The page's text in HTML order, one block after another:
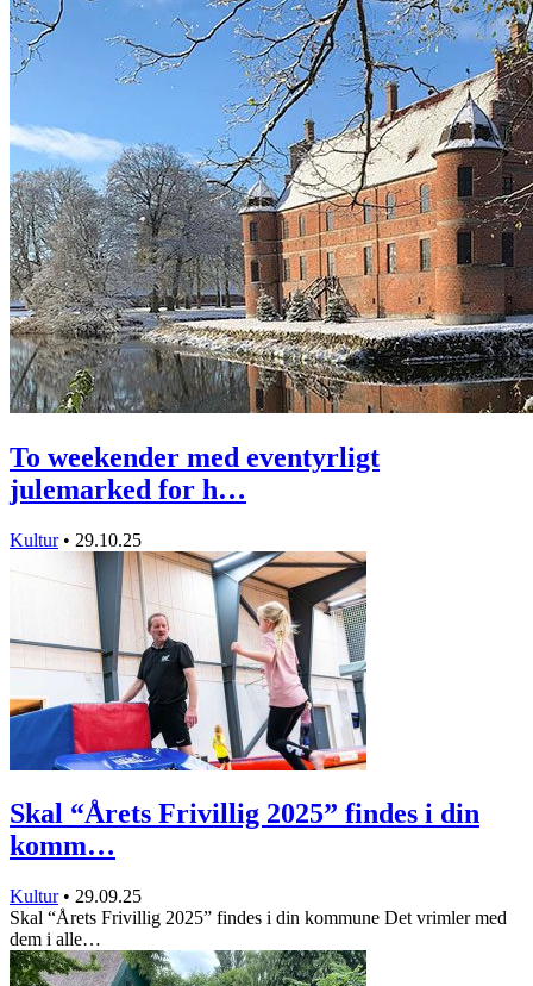
To weekender med eventyrligt
julemarked for h…
Kultur • 29.10.25
Skal “Årets Frivillig 2025” findes i din
komm…
Kultur • 29.09.25
Skal “Årets Frivillig 2025” findes i din kommune Det vrimler med
dem i alle…